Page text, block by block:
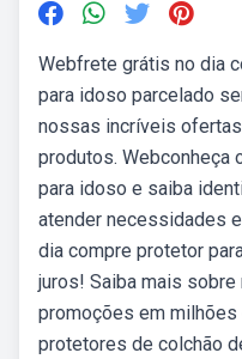
Webfrete grátis no dia
para idoso parcelado
nossas incríveis
produtos.
para idoso e saiba
atender necessidades
dia compre protetor
juros! Saiba mais
promoções em
protetores de colchão